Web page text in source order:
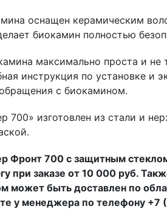
оснащен керамическим
биокамин полностью
максимально проста и
инструкция по установке и
с биокамином.
700» изготовлен из стали и
Фронт 700 с защитным
при заказе от 10 000 руб.
может быть доставлен по
у менеджера по телефону +7